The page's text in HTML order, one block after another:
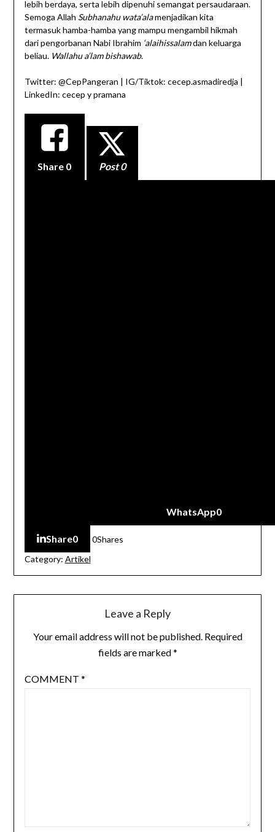
lebih berdaya, serta lebih dipenuhi semangat persaudaraan.
Semoga Allah Subhanahu wata’alamenjadikan kita
termasuk hamba-hamba yang mampu mengambil hikmah
dari pengorbanan Nabi Ibrahim ‘alaihissalamdan keluarga
beliau. Wallahu a’lam bishawab.
Twitter: @CepPangeran | IG/Tiktok: cecep.asmadiredja |
LinkedIn: cecep y pramana
Share 0 Post 0
WhatsApp0
Share0 0Shares
Category: Artikel
Leave a Reply
Your email address will not be published. Required
fields are marked*
COMMENT *